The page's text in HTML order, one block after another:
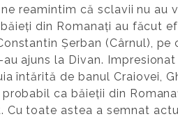
reamintim că sclavii nu au
din Romanați au făcut
Șerban (Cârnul),
ajuns la Divan.
întărită de banul Craiovei,
ca băieții din
Cu toate astea a semnat